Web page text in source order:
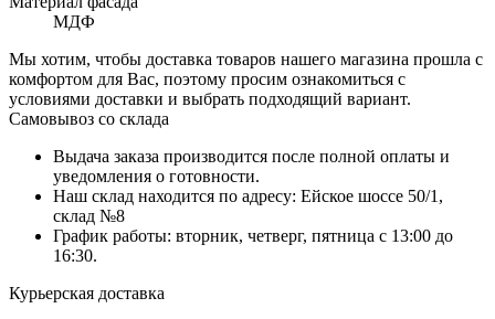
МДФ
Мы хотим, чтобы доставка товаров нашего магазина прошла с
комфортом для Вас, поэтому просим ознакомиться с
условиями доставки и выбрать подходящий вариант.
Самовывоз со склада
Выдача заказа производится после полной оплаты и
уведомления о готовности.
Наш склад находится по адресу: Ейское шоссе 50/1,
склад №8
График работы: вторник, четверг, пятница с 13:00 до
16:30.
Курьерская доставка